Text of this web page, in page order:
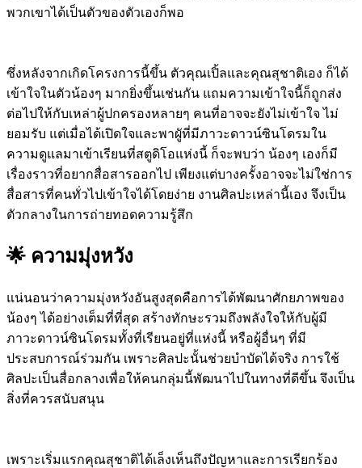
พวกเขาได้เป็นตัวของตัวเองก็พอ
ซึ่งหลังจากเกิดโครงการนี้ขึ้น ตัวคุณเปิ้ลและคุณสุชาติเอง ก็ได้
เข้าใจในตัวน้องๆ มากยิ่งขึ้นเช่นกัน แถมความเข้าใจนี้ก็ถูกส่ง
ต่อไปให้กับเหล่าผู้ปกครองหลายๆ คนที่อาจจะยังไม่เข้าใจ ไม่
ยอมรับ แต่เมื่อได้เปิดใจและพาผูัที่มีภาวะดาวน์ซินโดรมใน
ความดูแลมาเข้าเรียนที่สตูดิโอแห่งนี้ ก็จะพบว่า น้องๆ เองก็มี
เรื่องราวที่อยากสื่อสารออกไป เพียงแต่บางครั้งอาจจะไม่ใช่การ
สื่อสารที่คนทั่วไปเข้าใจได้โดยง่าย งานศิลปะเหล่านี้เอง จึงเป็น
ตัวกลางในการถ่ายทอดความรู้สึก
🌟 ความมุ่งหวัง
แน่นอนว่าความมุ่งหวังอันสูงสุดคือการได้พัฒนาศักยภาพของ
น้องๆ ได้อย่างเต็มที่ที่สุด สร้างทักษะรวมถึงพลังใจให้กับผู้มี
ภาวะดาวน์ซินโดรมทั้งที่เรียนอยู่ที่แห่งนี้ หรือผู้อื่นๆ ที่มี
ประสบการณ์ร่วมกัน เพราะศิลปะนั้นช่วยบำบัดได้จริง การใช้
ศิลปะเป็นสื่อกลางเพื่อให้คนกลุ่มนี้พัฒนาไปในทางที่ดีขึ้น จึงเป็น
สิ่งที่ควรสนับสนุน
เพราะเริ่มแรกคุณสุชาติได้เล็งเห็นถึงปัญหาและการเรียกร้อง